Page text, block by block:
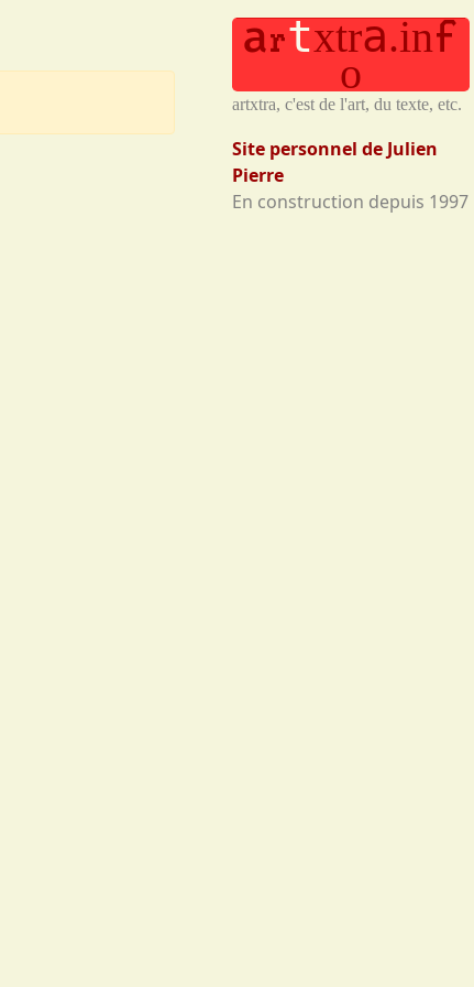
artxtra.inf
o
artxtra, c'est de l'art, du texte, etc.
Site personnel de Julien
Pierre
En construction depuis 1997